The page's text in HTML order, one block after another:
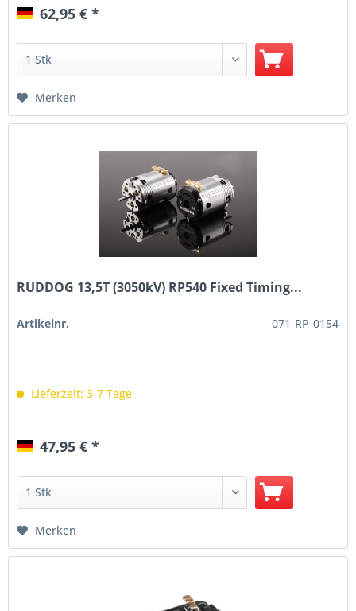
62,95 € *
Merken
RUDDOG 13,5T (3050kV) RP540 Fixed Timing...
Artikelnr. 071-RP-0154
Lieferzeit: 3-7 Tage
47,95 € *
Merken